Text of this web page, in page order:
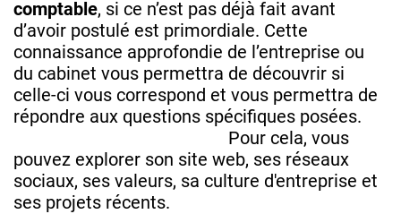
comptable, si ce n’est pas déjà fait avant
d’avoir postulé est primordiale. Cette
connaissance approfondie de l’entreprise ou
du cabinet vous permettra de découvrir si
celle-ci vous correspond et vous permettra de
répondre aux questions spécifiques posées.
Pour cela, vous
pouvez explorer son site web, ses réseaux
sociaux, ses valeurs, sa culture d'entreprise et
ses projets récents.